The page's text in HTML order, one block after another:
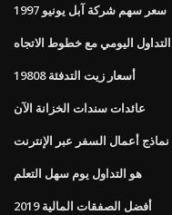
سعر سهم شركة آبل يونيو 1997
التداول اليومي مع خطوط الاتجاه
أسعار زيت التدفئة 19808
عائدات سندات الخزانة الآن
نماذج أعمال السفر عبر الإنترنت
هو التداول يوم سهل التعلم
أفضل الصفقات المالية 2019